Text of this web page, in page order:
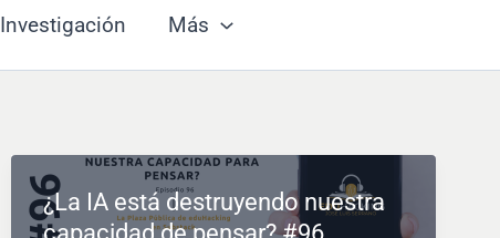
Investigación Más
¿La IA está destruyendo nuestra
capacidad de pensar? #96